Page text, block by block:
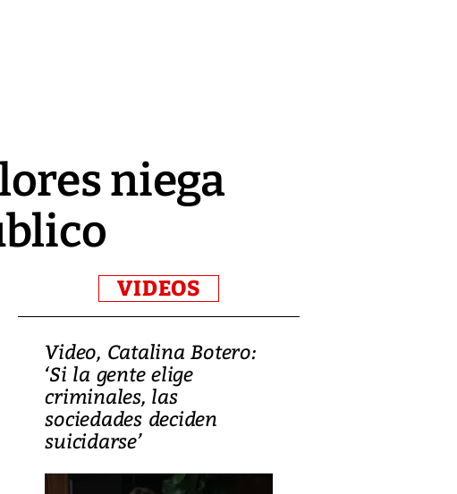
niega
VIDEOS
Video, Catalina Botero:
‘Si la gente elige
criminales, las
sociedades deciden
suicidarse’